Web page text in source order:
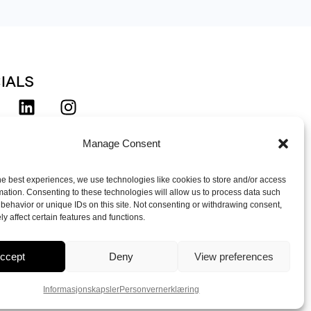
Manage Consent
best experiences, we use technologies like cookies to store and/or access
Consenting to these technologies will allow us to process data such
or unique IDs on this site. Not consenting or withdrawing consent,
affect certain features and functions.
Deny View preferences
InformasjonskapslerPersonvern­erklæring
deg på vårt nyhetsbrev!
© 2026 Norge Unlimited – Made